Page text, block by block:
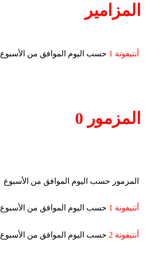
المزامير
أنتيفونة 1 حسب اليوم الموافق من الأسبوع
المزمور 0
المزمور حسب اليوم الموافق من الأسبوع
أنتيفونة 1 حسب اليوم الموافق من الأسبوع
أنتيفونة 2 حسب اليوم الموافق من الأسبوع